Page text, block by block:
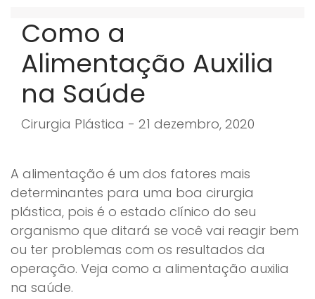
Como a
Alimentação Auxilia
na Saúde
Cirurgia Plástica - 21 dezembro, 2020
A alimentação é um dos fatores mais
determinantes para uma boa cirurgia
plástica, pois é o estado clínico do seu
organismo que ditará se você vai reagir bem
ou ter problemas com os resultados da
operação. Veja como a alimentação auxilia
na saúde.